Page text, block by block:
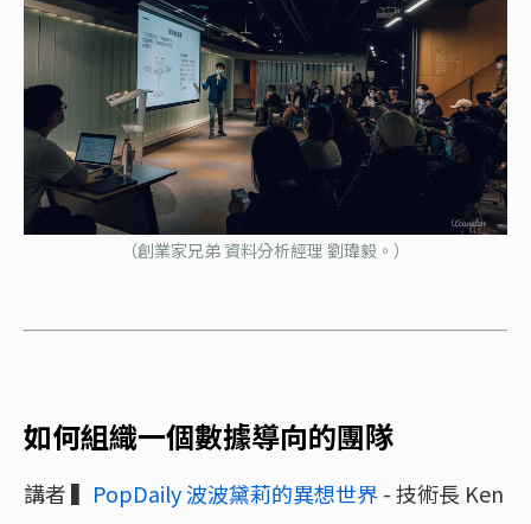
（創業家兄弟 資料分析經理 劉瑋毅。）
如何組織一個數據導向的團隊
講者 ▍ PopDaily 波波黛莉的異想世界- 技術長 Ken